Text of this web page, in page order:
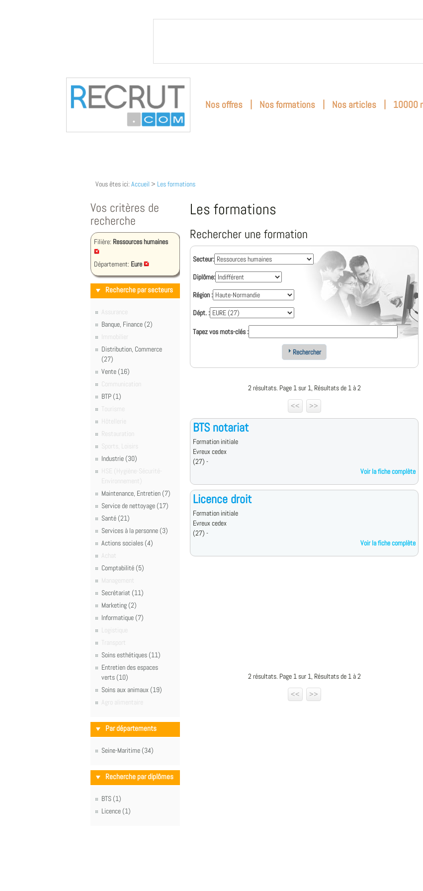
Nos offres | Nos formations | Nos articles | 10000
Vous êtes ici: Accueil > Les formations
Vos critères de
recherche
Filière: Ressources humaines
Département: Eure
Recherche par secteurs
Assurance
Banque, Finance (2)
Immobilier
Distribution, Commerce
(27)
Vente (16)
Communication
BTP (1)
Tourisme
Hôtellerie
Restauration
Sports, Loisirs
Industrie (30)
HSE (Hygiène-Sécurité-
Environnement)
Maintenance, Entretien (7)
Service de nettoyage (17)
Santé (21)
Services à la personne (3)
Actions sociales (4)
Achat
Comptabilité (5)
Management
Secrétariat (11)
Marketing (2)
Informatique (7)
Logistique
Transport
Soins esthétiques (11)
Entretien des espaces
verts (10)
Soins aux animaux (19)
Agro alimentaire
Par départements
Seine-Maritime (34)
Recherche par diplômes
BTS (1)
Licence (1)
Les formations
Rechercher une formation
Secteur:
Diplôme:
Région :
Dépt. :
Tapez vos mots-clés :
Rechercher
2 résultats. Page 1 sur 1, Résultats de 1 à 2
<<
>>
BTS notariat
Formation initiale
Evreux cedex
(27) -
Voir la fiche complète
Licence droit
Formation initiale
Evreux cedex
(27) -
Voir la fiche complète
2 résultats. Page 1 sur 1, Résultats de 1 à 2
<<
>>